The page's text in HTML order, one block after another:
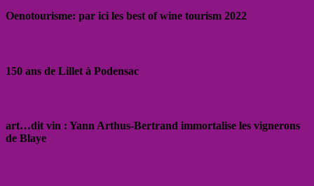
Oenotourisme: par ici les best of wine tourism 2022
150 ans de Lillet à Podensac
art…dit vin : Yann Arthus-Bertrand immortalise les vignerons
de Blaye